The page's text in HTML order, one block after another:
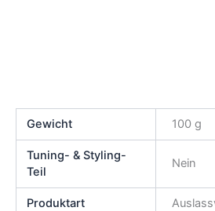
Gewicht 100 g
Tuning- & Styling-
Teil
Nein
Produktart